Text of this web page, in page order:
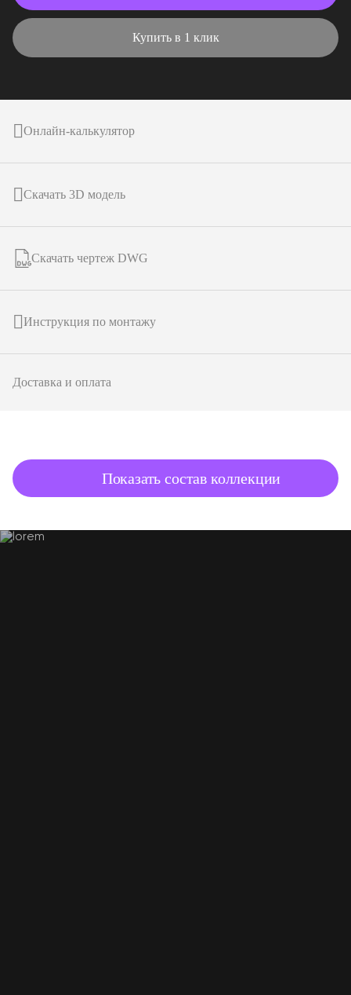
Купить в 1 клик
Онлайн-калькулятор
Скачать 3D модель
Скачать чертеж DWG
Инструкция по монтажу
Доставка и оплата
Показать состав коллекции